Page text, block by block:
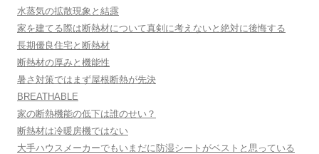
水蒸気の拡散現象と結露
家を建てる際は断熱材について真剣に考えないと絶対に後悔する
長期優良住宅と断熱材
断熱材の厚みと機能性
暑さ対策ではまず屋根断熱が先決
BREATHABLE
家の断熱機能の低下は誰のせい？
断熱材は冷暖房機ではない
大手ハウスメーカーでもいまだに防湿シートがベストと思っている